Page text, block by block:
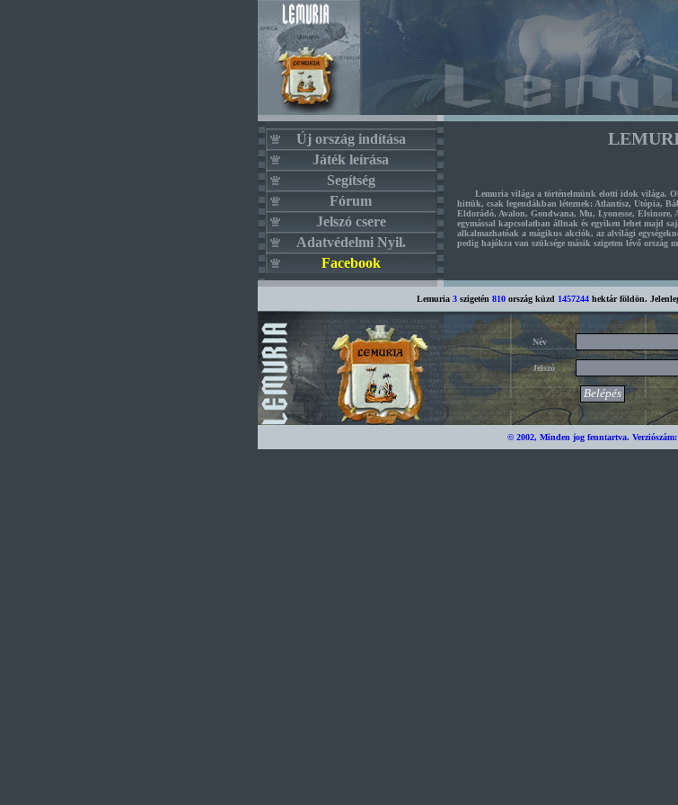
Új ország indítása
Játék leírása
Segítség
Fórum
Jelszó csere
Adatvédelmi Nyil.
Facebook
Lemuria világa a történelmünk elotti idok világa.
hittük, csak legendákban léteznek: Atlantisz, Utópia,
Eldorádó, Avalon, Gondwana, Mu, Lyonesse, Elsinore,
egymással kapcsolatban állnak és egyiken lehet majd
alkalmazhatóak a mágikus akciók, az alvilági
pedig hajókra van szüksége másik szigeten lévő ország
Lemuria 3 szigetén 810 ország küzd 1457244 hektár földön.
Név
Jelszó
© 2002, Minden jog fenntartva.